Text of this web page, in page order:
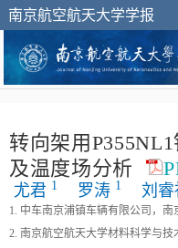
南京航空航天大学学报
转向架用
及温度场分析
尤君 1 罗涛 1 刘睿
1. 中车南京浦镇车辆有限公司，南
2. 南京航空航天大学材料科学与技